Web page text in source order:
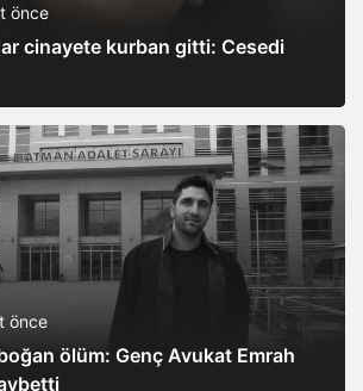
önce
cinayete kurban gitti: Cesedi
önce
boğan ölüm: Genç Avukat Emrah